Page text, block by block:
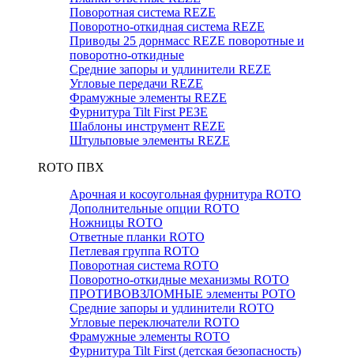
Поворотная система REZE
Поворотно-откидная система REZE
Приводы 25 дорнмасс REZE поворотные и
поворотно-откидные
Средние запоры и удлинители REZE
Угловые передачи REZE
Фрамужные элементы REZE
Фурнитура Tilt First РЕЗЕ
Шаблоны инструмент REZE
Штульповые элементы REZE
RОTO ПВХ
Арочная и косоугольная фурнитура ROTO
Дополнительные опции ROTO
Ножницы ROTO
Ответные планки ROTO
Петлевая группа ROTO
Поворотная система ROTO
Поворотно-откидные механизмы ROTO
ПРОТИВОВЗЛОМНЫЕ элементы РОТО
Средние запоры и удлинители ROTO
Угловые переключатели ROTO
Фрамужные элементы ROTO
Фурнитура Tilt First (детская безопасность)